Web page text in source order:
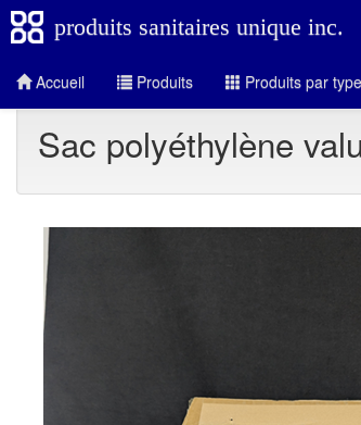
produits sanitaires unique inc.
Accueil Produits Produits par
Sac polyéthylène